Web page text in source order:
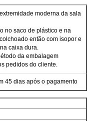
moderna da sala
no saco de plástico e na
então com isopor e
caixa dura.
da embalagem
pedidos do cliente.
45 dias após o pagamento